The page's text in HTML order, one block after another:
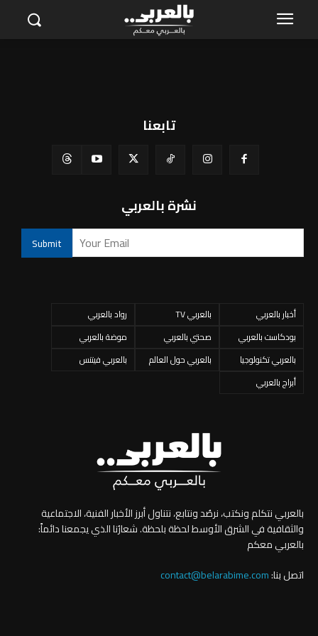
تابعنا
نشرة بالعربي
أخبار بالعربي بالعربي TV
رواد بالعربي
بودكاست بالعربي
صحتي بالعربي
موضة بالعربي
بالعربي تكنولوجيا
بالعربي حول العالم
بالعربي فيتنس
أبراج بالعربي
بالعربي نتكلم ونكتب، نرصُد ونتابع، نتناول أبرز الأخبار الفنية، الاجتماعية
والثقافية في الشرق الأوسط لحظة بلحظة. شعارُنا الذي يجمعنا دائماً:
بالعربي معكم
اتصل بنا:contact@belarabime.com